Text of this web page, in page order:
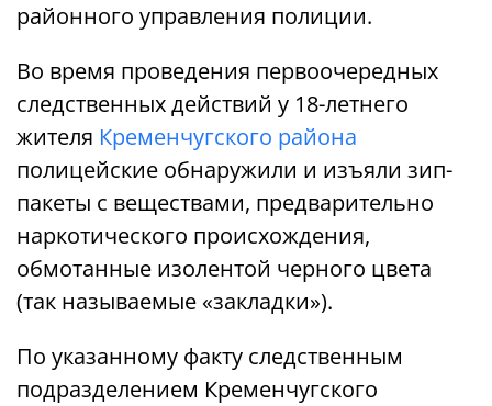
районного управления полиции.
Во время проведения первоочередных
следственных действий у 18-летнего
жителя Кременчугского района
полицейские обнаружили и изъяли зип-
пакеты с веществами, предварительно
наркотического происхождения,
обмотанные изолентой черного цвета
(так называемые «закладки»).
По указанному факту следственным
подразделением Кременчугского